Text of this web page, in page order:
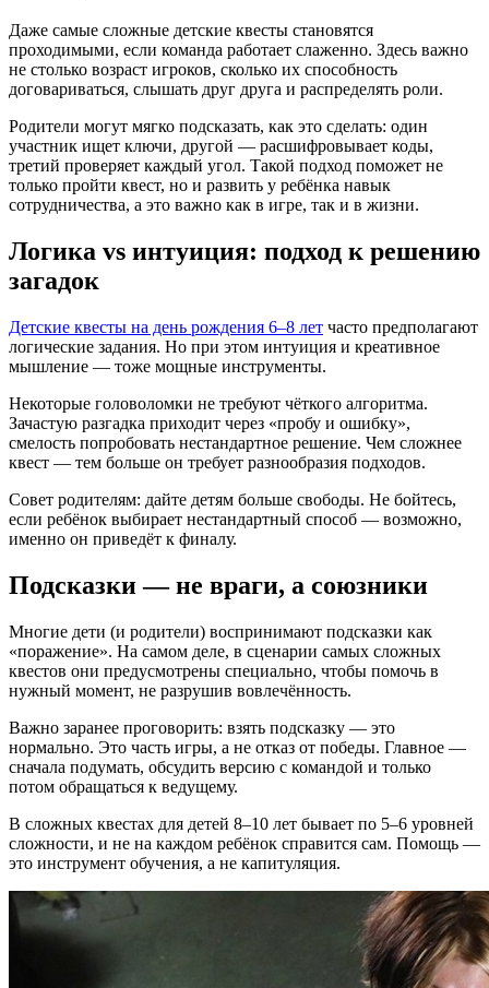
Даже самые сложные детские квесты становятся
проходимыми, если команда работает слаженно. Здесь важно
не столько возраст игроков, сколько их способность
договариваться, слышать друг друга и распределять роли.
Родители могут мягко подсказать, как это сделать: один
участник ищет ключи, другой — расшифровывает коды,
третий проверяет каждый угол. Такой подход поможет не
только пройти квест, но и развить у ребёнка навык
сотрудничества, а это важно как в игре, так и в жизни.
Логика vs интуиция: подход к решению
загадок
Детские квесты на день рождения 6–8 лет часто предполагают
логические задания. Но при этом интуиция и креативное
мышление — тоже мощные инструменты.
Некоторые головоломки не требуют чёткого алгоритма.
Зачастую разгадка приходит через «пробу и ошибку»,
смелость попробовать нестандартное решение. Чем сложнее
квест — тем больше он требует разнообразия подходов.
Совет родителям: дайте детям больше свободы. Не бойтесь,
если ребёнок выбирает нестандартный способ — возможно,
именно он приведёт к финалу.
Подсказки — не враги, а союзники
Многие дети (и родители) воспринимают подсказки как
«поражение». На самом деле, в сценарии самых сложных
квестов они предусмотрены специально, чтобы помочь в
нужный момент, не разрушив вовлечённость.
Важно заранее проговорить: взять подсказку — это
нормально. Это часть игры, а не отказ от победы. Главное —
сначала подумать, обсудить версию с командой и только
потом обращаться к ведущему.
В сложных квестах для детей 8–10 лет бывает по 5–6 уровней
сложности, и не на каждом ребёнок справится сам. Помощь —
это инструмент обучения, а не капитуляция.